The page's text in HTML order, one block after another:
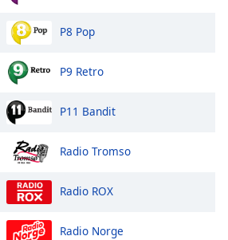
P8 Pop
P9 Retro
P11 Bandit
Radio Tromso
Radio ROX
Radio Norge